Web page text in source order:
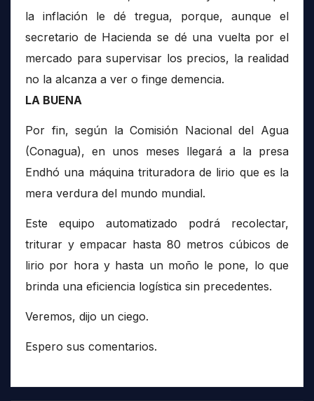
la inflación le dé tregua, porque, aunque el
secretario de Hacienda se dé una vuelta por el
mercado para supervisar los precios, la realidad
no la alcanza a ver o finge demencia.
LA BUENA
Por fin, según la Comisión Nacional del Agua
(Conagua), en unos meses llegará a la presa
Endhó una máquina trituradora de lirio que es la
mera verdura del mundo mundial.
Este equipo automatizado podrá recolectar,
triturar y empacar hasta 80 metros cúbicos de
lirio por hora y hasta un moño le pone, lo que
brinda una eficiencia logística sin precedentes.
Veremos, dijo un ciego.
Espero sus comentarios.